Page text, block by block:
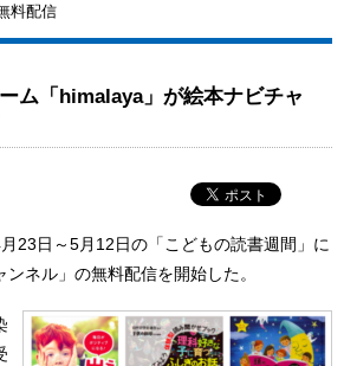
料配信
ム「himalaya」が絵本ナビチャ
23日～5月12日の「こどもの読書週間」に
ネル」の無料配信を開始した。